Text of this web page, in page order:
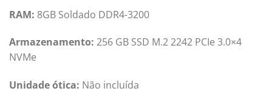
RAM: 8GB Soldado DDR4-3200
Armazenamento: 256 GB SSD M.2 2242 PCIe 3.0×4
NVMe
Unidade ótica: Não incluída